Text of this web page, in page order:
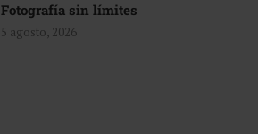
Fotografía sin límites
5 agosto, 2026